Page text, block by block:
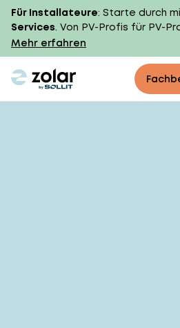
Für Installateure: Starte durch
Services. Von PV-Profis für PV-
Mehr erfahren
zolar logo